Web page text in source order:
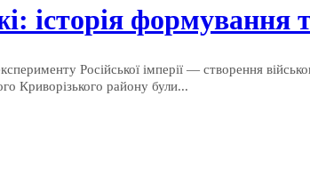
історія формування
Російської імперії — створення
Криворізького району були...